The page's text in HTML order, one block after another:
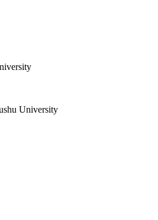
University